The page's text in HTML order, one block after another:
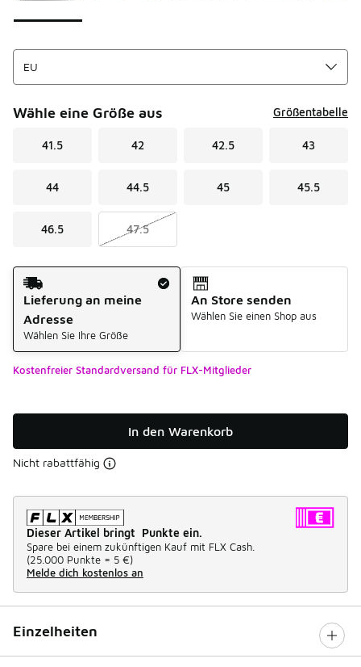
Wähle eine Größe aus Größentabelle
41.5 42 42.5 43
44 44.5 45 45.5
46.5 47.5
Versandart
Lieferung an meine
Adresse
Wählen Sie Ihre Größe
An Store senden
Wählen Sie einen Shop aus
Kostenfreier Standardversand für FLX-Mitglieder
In den Warenkorb
Nicht rabattfähig
Dieser Artikel bringt Punkte ein.
Spare bei einem zukünftigen Kauf mit FLX Cash.
(25.000 Punkte = 5 €)
Melde dich kostenlos an
Einzelheiten